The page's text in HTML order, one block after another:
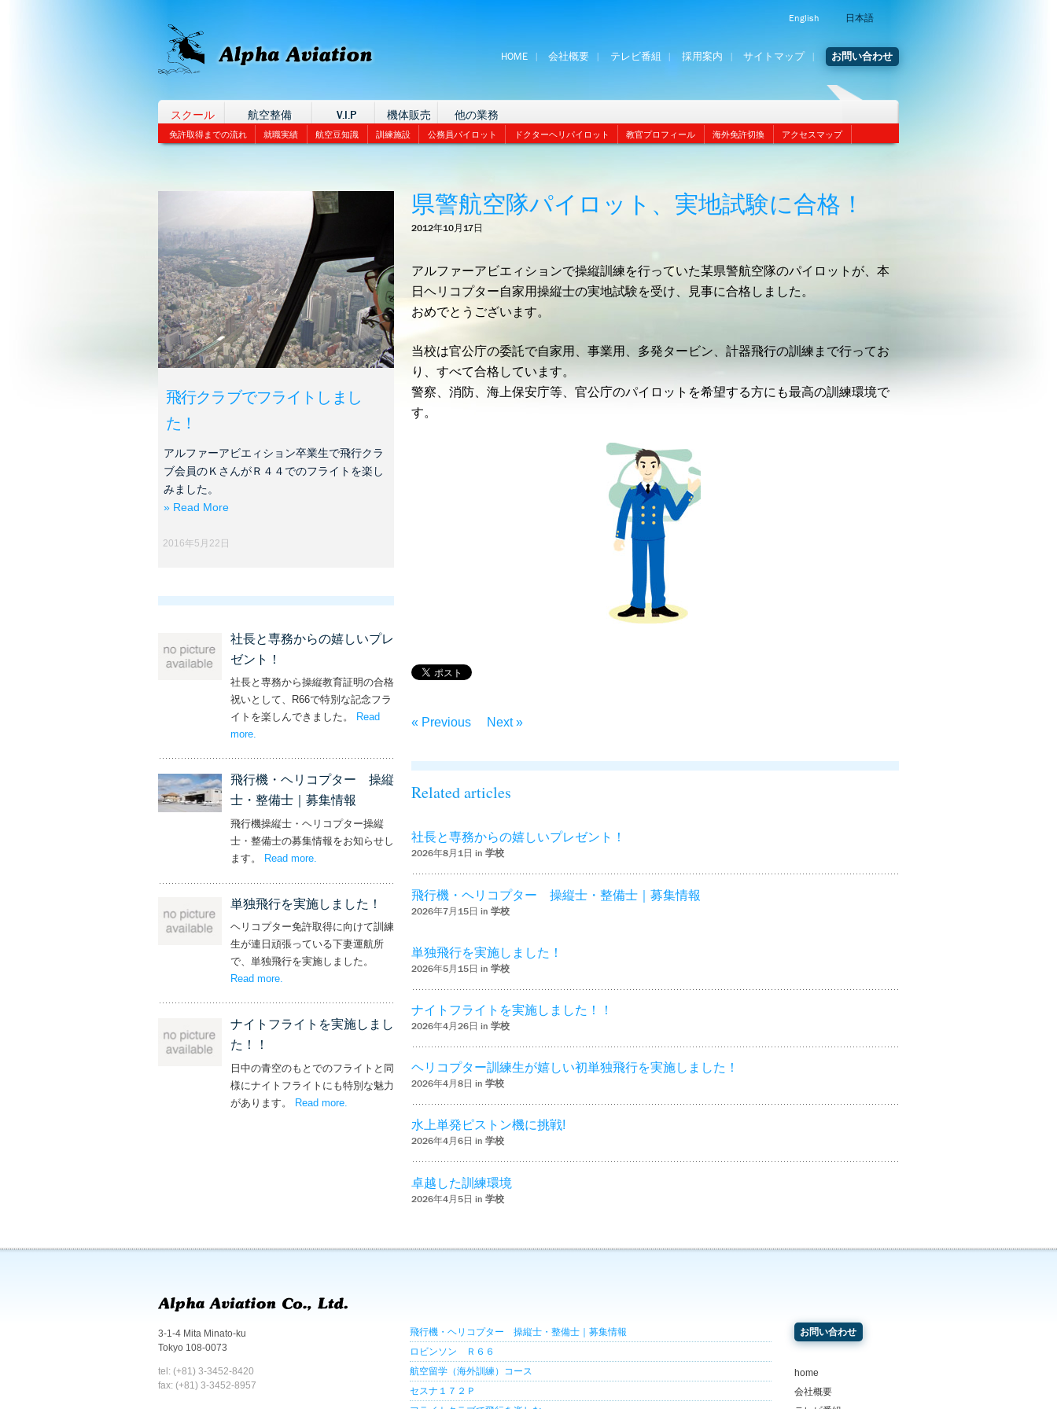
English 日本語
HOME 会社概要 テレビ番組 採用案内 サイトマップ お問い合わせ
スクール 航空整備 V.I.P 機体販売 他の業務
免許取得までの流れ 就職実績 航空豆知識 訓練施設 公務員パイロット ドクターヘリパイロット 教官プロフィール 海外免許切換 アクセスマップ
県警航空隊パイロット、実地試験に合格！
2012年10月17日
アルファーアビエィションで操縦訓練を行っていた某県警航空隊のパイロットが、本
日ヘリコプター自家用操縦士の実地試験を受け、見事に合格しました。
おめでとうございます。
当校は官公庁の委託で自家用、事業用、多発タービン、計器飛行の訓練まで行ってお
り、すべて合格しています。
警察、消防、海上保安庁等、官公庁のパイロットを希望する方にも最高の訓練環境で
す。
« Previous Next »
飛行クラブでフライトしまし
た！
アルファーアビエィション卒業生で飛行クラ
ブ会員のＫさんがＲ４４でのフライトを楽し
みました。
» Read More
2016年5月22日
社長と専務からの嬉しいプレ
ゼント！
社長と専務から操縦教育証明の合格
祝いとして、R66で特別な記念フラ
イトを楽しんできました。
Read
more– ‘社長と専務からの嬉しいプレゼント！’
.
飛行機・ヘリコプター 操縦
士・整備士｜募集情報
飛行機操縦士・ヘリコプター操縦
士・整備士の募集情報をお知らせし
ます。
Read more – ‘飛行機・ヘリコプター 操縦士・整備士｜募集情報’
単独飛行を実施しました！
ヘリコプター免許取得に向けて訓練
生が連日頑張っている下妻運航所
で、単独飛行を実施しました。
Read more– ‘単独飛行を実施しました！’
.
ナイトフライトを実施しまし
た！！
日中の青空のもとでのフライトと同
様にナイトフライトにも特別な魅力
があります。 Read more – ‘ナイトフライトを実施しました！！’
Related articles
社長と専務からの嬉しいプレゼント！
2026年8月1日 in 学校
飛行機・ヘリコプター 操縦士・整備士｜募集情報
2026年7月15日 in 学校
単独飛行を実施しました！
2026年5月15日 in 学校
ナイトフライトを実施しました！！
2026年4月26日 in 学校
ヘリコプター訓練生が嬉しい初単独飛行を実施しました！
2026年4月8日 in 学校
水上単発ピストン機に挑戦!
2026年4月6日 in 学校
卓越した訓練環境
2026年4月5日 in 学校
3-1-4 Mita Minato-ku
Tokyo 108-0073
tel: (+81) 3-3452-8420
fax: (+81) 3-3452-8957
飛行機・ヘリコプター 操縦士・整備士｜募集情報
ロビンソン Ｒ６６
航空留学（海外訓練）コース
セスナ１７２Ｐ
お問い合わせ
home
会社概要